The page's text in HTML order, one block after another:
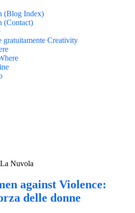
(Blog Index)
(Contact)
Creativity
La Nuvola
against Violence:
delle donne